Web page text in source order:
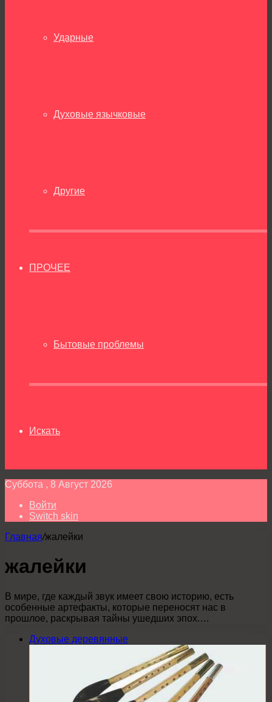
Ударные
Духовые язычковые
Другие
ПРОЧЕЕ
Бытовые проблемы
Искать
Суббота , 8 Август 2026
Войти
Switch skin
Главная/жалейки
жалейки
В мире, где каждый звук имеет свою историю, есть
особенные артефакты, которые переносят нас в
прошлое, раскрывая тайны ушедших эпох.…
Духовые деревянные